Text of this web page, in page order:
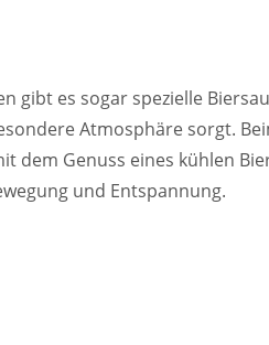
gibt es sogar spezielle
Atmosphäre sorgt.
dem Genuss eines kühlen
und Entspannung.